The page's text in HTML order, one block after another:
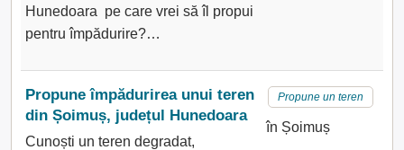
Hunedoara pe care vrei să îl propui
pentru împădurire?…
Propune împădurirea unui teren
din Șoimuș, județul Hunedoara
Cunoști un teren degradat,
Propune un teren
în Șoimuș